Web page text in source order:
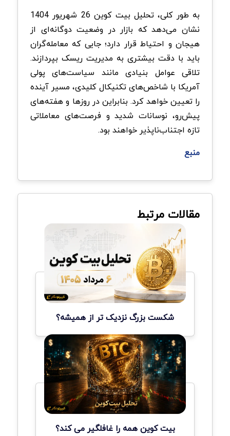
به طور کلی، تحلیل بیت کوین 26 شهریور 1404
نشان می‌دهد که بازار در وضعیت دوگانه‌ای از
هیجان و احتیاط قرار دارد؛ جایی که معامله‌گران
باید با دقت بیشتری به مدیریت ریسک بپردازند.
تلاقی عوامل بنیادی مانند سیاست‌های پولی
آمریکا با شاخص‌های تکنیکال کلیدی، مسیر آینده
را تعیین خواهد کرد. بنابراین در روزها و هفته‌های
پیش‌رو، نوسانات شدید و فرصت‌های معاملاتی
تازه اجتناب‌ناپذیر خواهند بود.
منبع
مقالات مرتبط
شکست بزرگ نزدیک تر از همیشه؟
بیت کوین همه را غافلگیر می کند؟